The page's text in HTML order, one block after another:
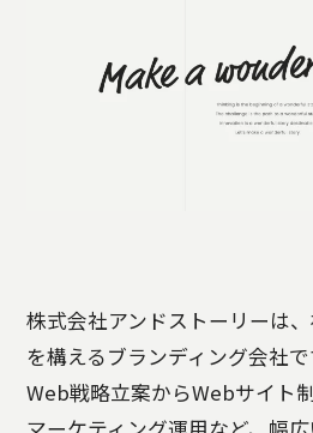
株式会社アンドストーリーは
を構えるブランディング会社で
Web戦略立案からWebサイト